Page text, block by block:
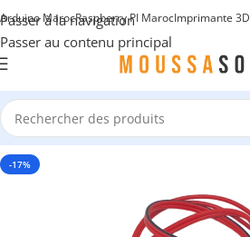
Passer à la navigation
Passer au contenu principal
Arduino MarocRaspberry PI MarocImprimante 3D
-17%